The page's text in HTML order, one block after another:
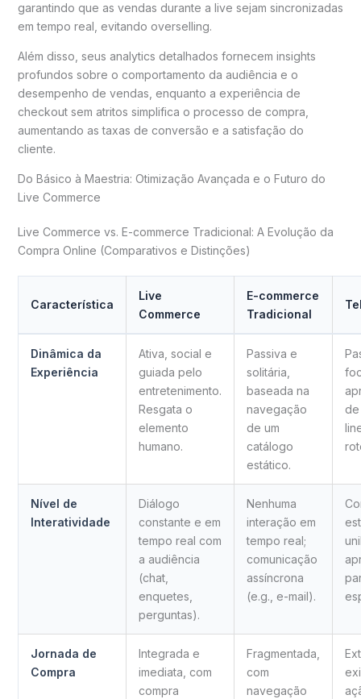
garantindo que as vendas durante a live sejam sincronizadas
em tempo real, evitando overselling.
Além disso, seus analytics detalhados fornecem insights
profundos sobre o comportamento da audiência e o
desempenho de vendas, enquanto a experiência de
checkout sem atritos simplifica o processo de compra,
aumentando as taxas de conversão e a satisfação do
cliente.
Do Básico à Maestria: Otimização Avançada e o Futuro do
Live Commerce
Live Commerce vs. E-commerce Tradicional: A Evolução da
Compra Online (Comparativos e Distinções)
Característica
Live
Commerce
E-commerce
Tradicional
Dinâmica da
Experiência
Ativa, social e
guiada pelo
entretenimento.
Resgata o
elemento
humano.
Passiva e
solitária,
baseada na
navegação
de um
catálogo
estático.
Nível de
Interatividade
Diálogo
constante e em
tempo real com
a audiência
(chat,
enquetes,
perguntas).
Nenhuma
interação em
tempo real;
comunicação
assíncrona
(e.g., e-mail).
Jornada de
Compra
Integrada e
imediata, com
compra
Fragmentada,
com
navegação